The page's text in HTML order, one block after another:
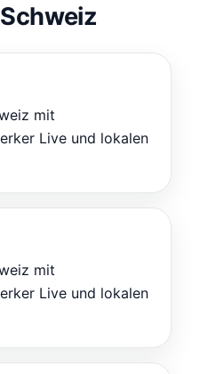
mit
Live und lokalen
mit
Live und lokalen